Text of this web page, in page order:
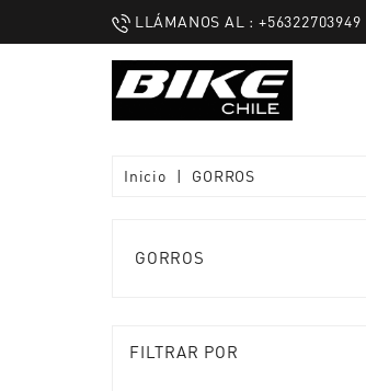
LLÁMANOS AL : +56322703949
Inicio GORROS
GORROS
FILTRAR POR